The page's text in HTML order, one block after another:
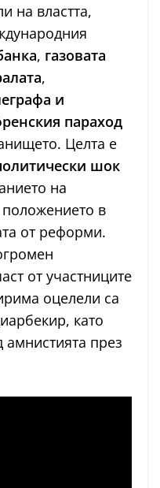
на властта,
, газовата
,
и
параход
Целта е
шок
на
в
от реформи.
от участниците
оцелели са
като
през